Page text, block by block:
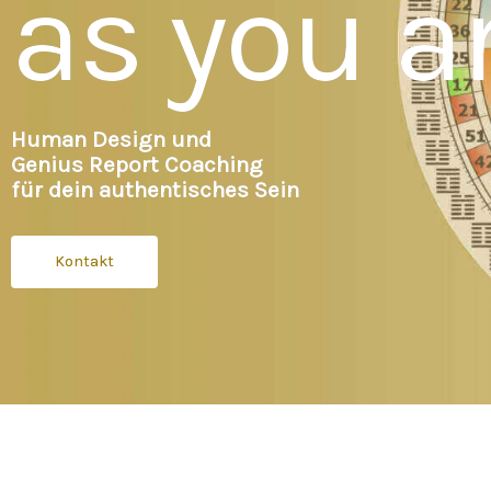
as you
Human Design und
Genius Report Coaching
für dein authentisches Sein
Kontakt